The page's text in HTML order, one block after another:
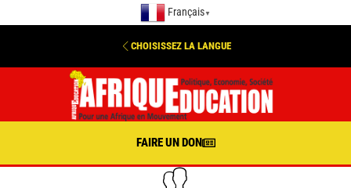
Français ▼
CHOISISSEZ LA LANGUE
FAIRE UN DON